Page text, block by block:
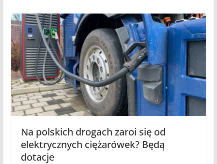
Na polskich drogach zaroi się od
elektrycznych ciężarówek? Będą
dotacje